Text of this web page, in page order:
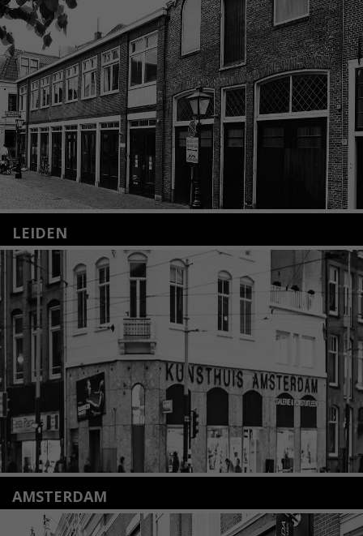
LEIDEN
Nieuwstraat 35
2312 KA Leiden
+31(0)71 – 52 84 480
info@kunsthuisleiden.nl
Lees meer
AMSTERDAM
Amstelveenseweg 135